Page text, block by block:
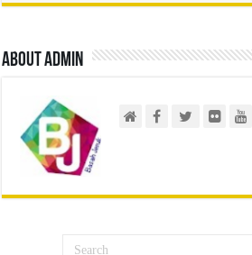
About admin